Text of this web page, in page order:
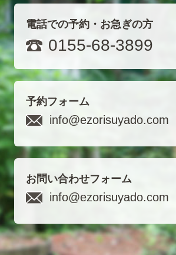
電話での予約・お急ぎの方
0155-68-3899
予約フォーム
info@ezorisuyado.com
お問い合わせフォーム
info@ezorisuyado.com